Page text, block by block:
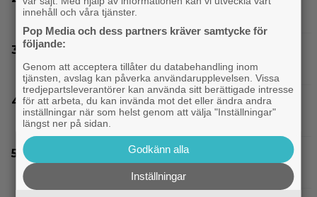
biobiljetter – historiens lägsta intäkter
SVT Play har precis lagt till 17 nya filmer – här
är mina 3 bästa tips
Glöm Tom Hanks – här är Netflix nya Robert
Langdon-skådis
På tv ikväll: 2013 års stora rymdäventyr fick
kritik – halvnaken kvinna stjäl fokus
innehåll och våra tjänster.
Pop Media och dess partners kräver samtycke för
följande:
Genom att acceptera tillåter du databehandling inom
tjänsten, avslag kan påverka användarupplevelsen. Vissa
tredjepartsleverantörer kan använda sitt berättigade intresse
för att arbeta, du kan invända mot det eller ändra andra
inställningar när som helst genom att välja "Inställningar"
längst ner på sidan.
Godkänn alla
Inställningar